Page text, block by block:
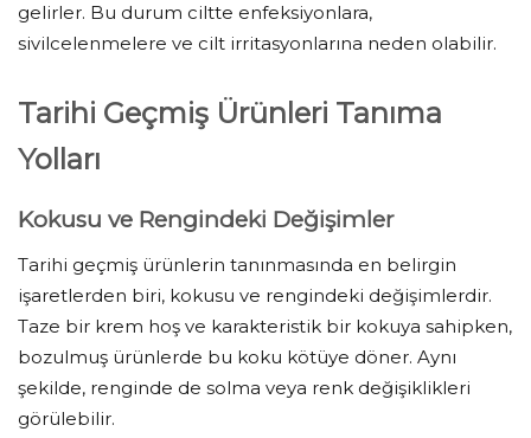
gelirler. Bu durum ciltte enfeksiyonlara,
sivilcelenmelere ve cilt irritasyonlarına neden olabilir.
Tarihi Geçmiş Ürünleri Tanıma
Yolları
Kokusu ve Rengindeki Değişimler
Tarihi geçmiş ürünlerin tanınmasında en belirgin
işaretlerden biri, kokusu ve rengindeki değişimlerdir.
Taze bir krem hoş ve karakteristik bir kokuya sahipken,
bozulmuş ürünlerde bu koku kötüye döner. Aynı
şekilde, renginde de solma veya renk değişiklikleri
görülebilir.